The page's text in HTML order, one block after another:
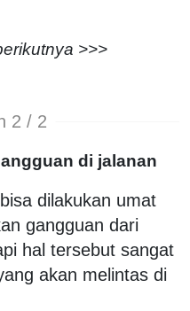
>>>
2 / 2
di jalanan
dilakukan umat
gangguan dari
hal tersebut sangat
akan melintas di